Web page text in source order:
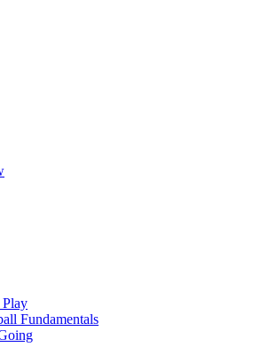
Fundamentals